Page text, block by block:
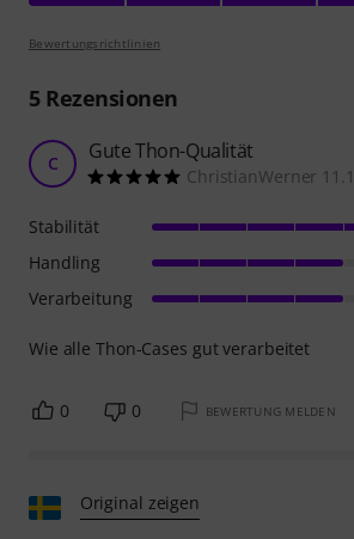
Bewertungsrichtlinien
5Rezensionen
C Gute Thon-Qualität
ChristianWerner
Wie alle Thon-Cases gut verarbeitet
Stabilität
Handling
Verarbeitung
0 0 BEWERTUNG MELDEN
Original zeigen